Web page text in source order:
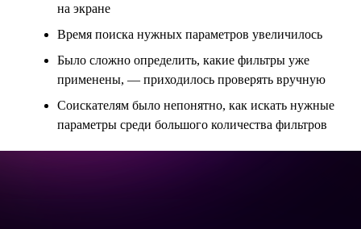
на экране
Время поиска нужных параметров увеличилось
Было сложно определить, какие фильтры уже
применены, — приходилось проверять вручную
Соискателям было непонятно, как искать нужные
параметры среди большого количества фильтров